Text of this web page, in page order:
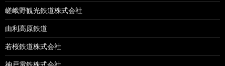
嵯峨野観光鉄道株式会社
由利高原鉄道
若桜鉄道株式会社
神戸電鉄株式会社